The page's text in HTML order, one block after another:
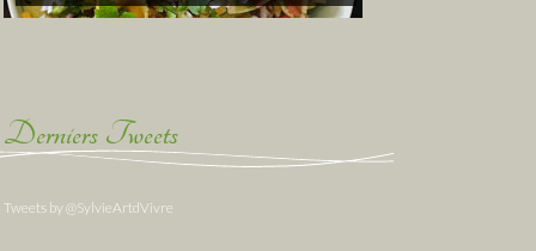
Derniers Tweets
Tweets by @SylvieArtdVivre